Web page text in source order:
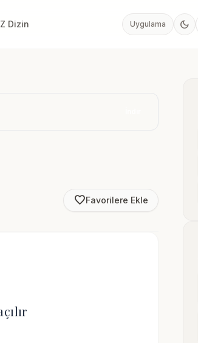
Dizin Uygulama dark_mode
favorite_borderFavorilere Ekle